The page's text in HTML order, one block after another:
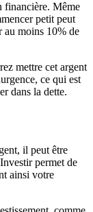
financière. Même
petit peut
au moins 10% de
mettre cet argent
ce qui est
dans la dette.
il peut être
permet de
ainsi votre